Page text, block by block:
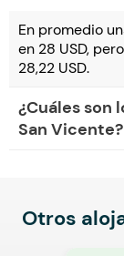
En promedio
en 28 USD,
28,22 USD.
¿Cuáles son
San Vicente?
Otros